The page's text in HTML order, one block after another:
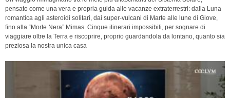
pensato come una vera e propria guida alle vacanze extraterrestri: dalla Luna
romantica agli asteroidi solitari, dai super-vulcani di Marte alle lune di Giove,
fino alla “Morte Nera” Mimas. Cinque itinerari impossibili, per sognare di
viaggiare oltre la Terra e riscoprire, proprio guardandola da lontano, quanto sia
preziosa la nostra unica casa